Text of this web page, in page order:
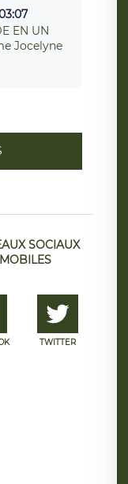
EN UN
Jocelyne
SOCIAUX
TWITTER